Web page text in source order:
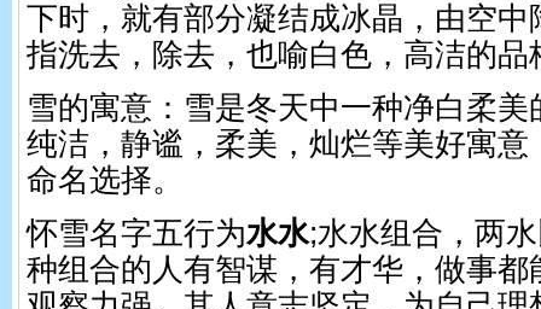
下时，就有部分凝结成冰晶，由空中
指洗去，除去，也喻白色，高洁的品
雪的寓意：雪是冬天中一种净白柔
纯洁，静谧，柔美，灿烂等美好寓意
命名选择。
怀雪名字五行为水水;水水组合，两
种组合的人有智谋，有才华，做事都